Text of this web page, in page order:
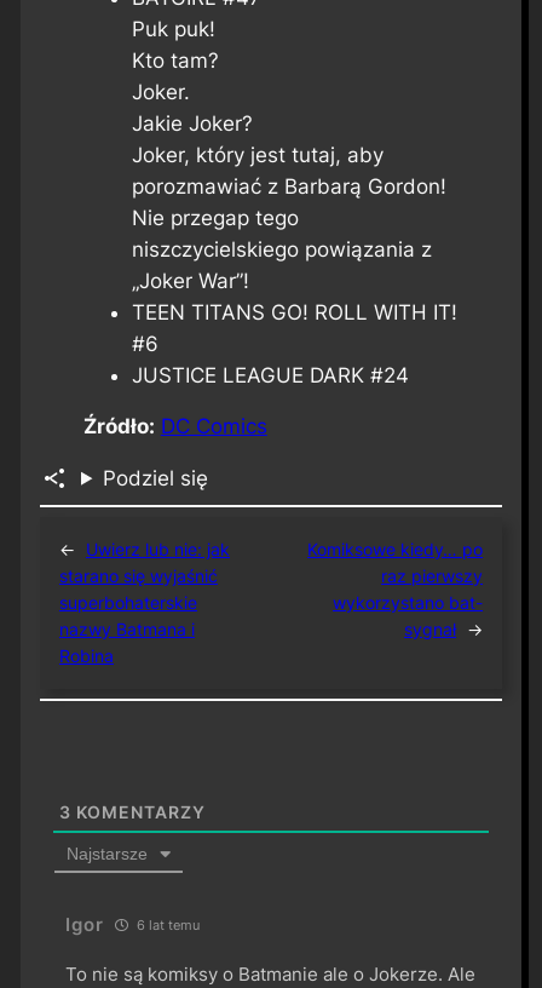
Puk puk!
Kto tam?
Joker.
Jakie Joker?
Joker, który jest tutaj, aby
porozmawiać z Barbarą Gordon!
Nie przegap tego
niszczycielskiego powiązania z
„Joker War”!
TEEN TITANS GO! ROLL WITH IT!
#6
JUSTICE LEAGUE DARK #24
Źródło: DC Comics
Podziel się
←
Uwierz lub nie: jak
starano się wyjaśnić
superbohaterskie
nazwy Batmana i
Robina
Komiksowe kiedy… po
raz pierwszy
wykorzystano bat-
sygnał →
3 KOMENTARZY
Najstarsze
Igor 6 lat temu
To nie są komiksy o Batmanie ale o Jokerze. Ale